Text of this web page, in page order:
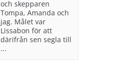
och skepparen
Tompa, Amanda och
jag. Målet var
Lissabon för att
därifrån sen segla till
...